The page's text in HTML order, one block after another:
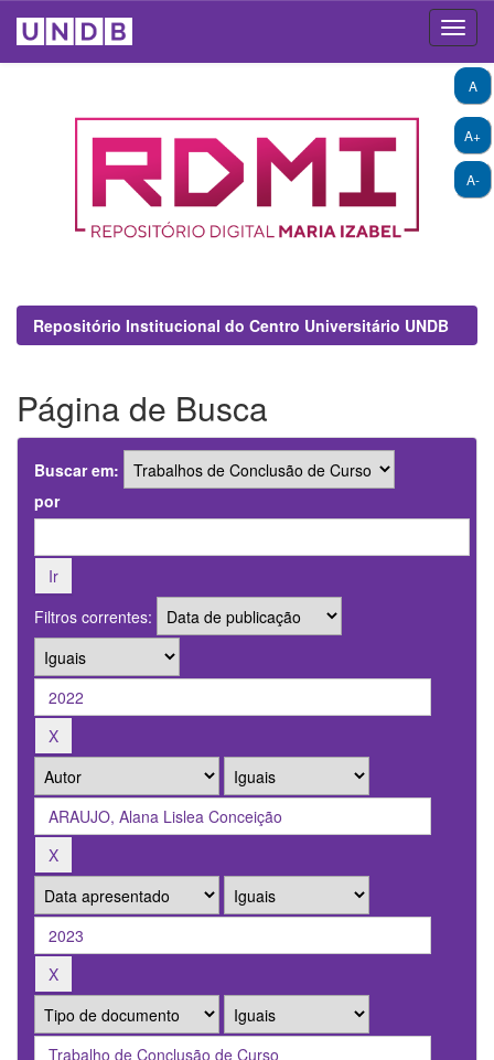
A+
A-
A
Repositório Institucional do Centro Universitário UNDB
Página de Busca
Buscar em:
por
Filtros correntes: